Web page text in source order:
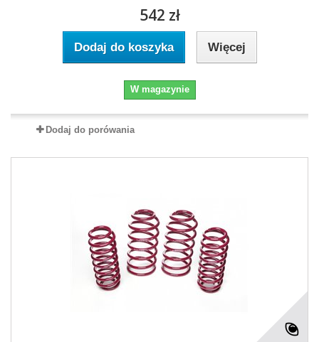
542 zł
Dodaj do koszyka Więcej
W magazynie
Dodaj do porówania